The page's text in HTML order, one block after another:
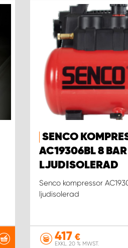
SENCO
AC19306BL 8
LJUDISOLERAD
Senco kompressor
ljudisolerad
417€
EXKL. 20 % MWST.